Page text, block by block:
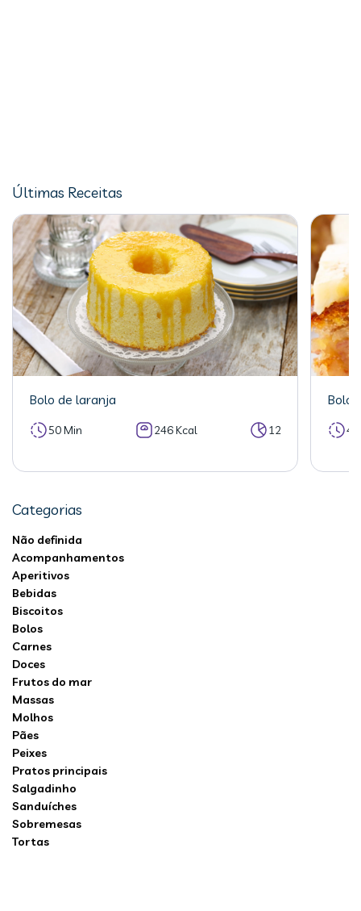
Últimas Receitas
Bolo de laranja
50 Min 246 Kcal 12
Bolo
Categorias
Não definida
Acompanhamentos
Aperitivos
Bebidas
Biscoitos
Bolos
Carnes
Doces
Frutos do mar
Massas
Molhos
Pães
Peixes
Pratos principais
Salgadinho
Sanduíches
Sobremesas
Tortas